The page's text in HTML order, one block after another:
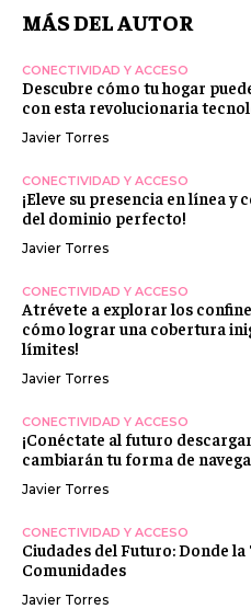
MÁS DEL AUTOR
CONECTIVIDAD Y ACCESO
Descubre cómo tu hogar
con esta revolucionaria
Javier Torres
CONECTIVIDAD Y ACCESO
¡Eleve su presencia en línea
del dominio perfecto!
Javier Torres
CONECTIVIDAD Y ACCESO
Atrévete a explorar los
cómo lograr una cobertura
límites!
Javier Torres
CONECTIVIDAD Y ACCESO
¡Conéctate al futuro
cambiarán tu forma de
Javier Torres
CONECTIVIDAD Y ACCESO
Ciudades del Futuro: Donde
Comunidades
Javier Torres